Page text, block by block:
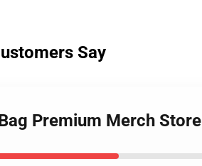
Say
Premium Merch Store